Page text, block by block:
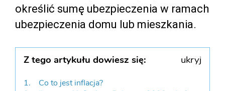
określić sumę ubezpieczenia w ramach
ubezpieczenia domu lub mieszkania.
Z tego artykułu dowiesz się: ukryj
Co to jest inflacja?